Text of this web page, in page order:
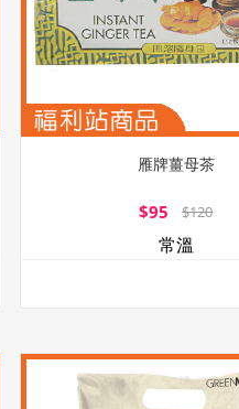
雁牌薑母茶
$95 $120
常溫